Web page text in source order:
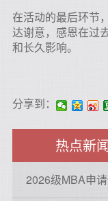
在活动的最后环节
达谢意，感恩在过
和长久影响。
分享到：
热点新
2026级MBA申